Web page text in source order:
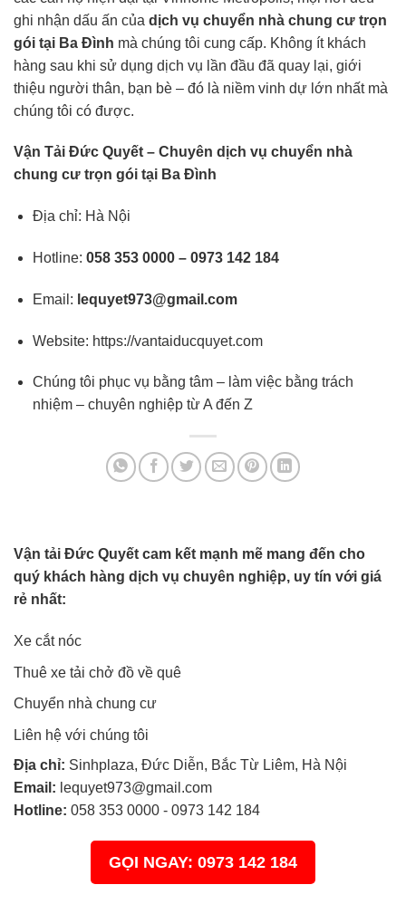
ghi nhận dấu ấn của dịch vụ chuyển nhà chung cư trọn
gói tại Ba Đình mà chúng tôi cung cấp. Không ít khách
hàng sau khi sử dụng dịch vụ lần đầu đã quay lại, giới
thiệu người thân, bạn bè – đó là niềm vinh dự lớn nhất mà
chúng tôi có được.
Vận Tải Đức Quyết – Chuyên dịch vụ chuyển nhà
chung cư trọn gói tại Ba Đình
Địa chỉ: Hà Nội
Hotline: 058 353 0000 – 0973 142 184
Email: lequyet973@gmail.com
Website: https://vantaiducquyet.com
Chúng tôi phục vụ bằng tâm – làm việc bằng trách
nhiệm – chuyên nghiệp từ A đến Z
Vận tải Đức Quyết cam kết mạnh mẽ mang đến cho
quý khách hàng dịch vụ chuyên nghiệp, uy tín với giá
rẻ nhất:
Xe cắt nóc
Thuê xe tải chở đồ về quê
Chuyển nhà chung cư
Liên hệ với chúng tôi
Địa chỉ: Sinhplaza, Đức Diễn, Bắc Từ Liêm, Hà Nội
Email: lequyet973@gmail.com
Hotline: 058 353 0000 - 0973 142 184
GỌI NGAY: 0973 142 184